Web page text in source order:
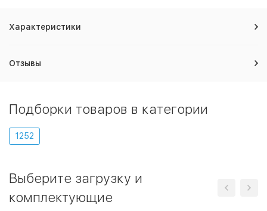
Характеристики
Отзывы
Подборки товаров в категории
1252
Выберите загрузку и
комплектующие